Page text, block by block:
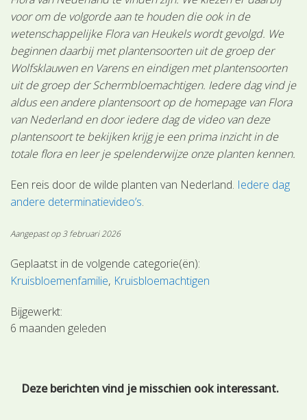
voor om de volgorde aan te houden die ook in de
wetenschappelijke Flora van Heukels wordt gevolgd. We
beginnen daarbij met plantensoorten uit de groep der
Wolfsklauwen en Varens en eindigen met plantensoorten
uit de groep der Schermbloemachtigen. Iedere dag vind je
aldus een andere plantensoort op de homepage van Flora
van Nederland en door iedere dag de video van deze
plantensoort te bekijken krijg je een prima inzicht in de
totale flora en leer je spelenderwijze onze planten kennen.
Een reis door de wilde planten van Nederland. Iedere dag
andere determinatievideo’s.
Aangepast op 3 februari 2026
Geplaatst in de volgende categorie(ën):
Kruisbloemenfamilie Kruisbloemachtigen
Bijgewerkt:
6 maanden geleden
Deze berichten vind je misschien ook interessant.